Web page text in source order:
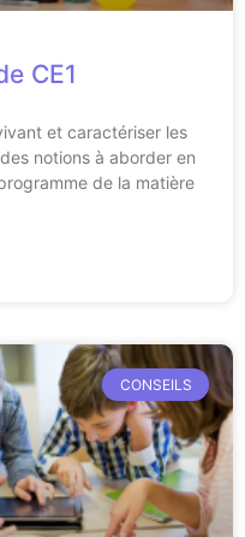
CE1
et caractériser les
notions à aborder en
de la matière
CONSEILS